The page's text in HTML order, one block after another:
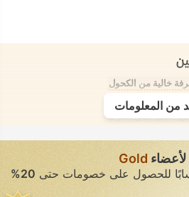
خالية من الكحول
المحتشمة
• في جميع الغرف
من المعلومات
Gold
للحصول على خصومات حتى20%